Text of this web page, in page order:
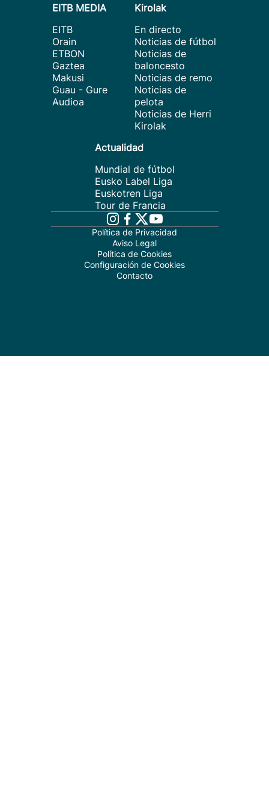
EITB MEDIA
EITB
Orain
ETBON
Gaztea
Makusi
Guau - Gure
Audioa
Kirolak
En directo
Noticias de fútbol
Noticias de
baloncesto
Noticias de remo
Noticias de
pelota
Noticias de Herri
Kirolak
Actualidad
Mundial de fútbol
Eusko Label Liga
Euskotren Liga
Tour de Francia
Política de Privacidad
Aviso Legal
Política de Cookies
Configuración de Cookies
Contacto